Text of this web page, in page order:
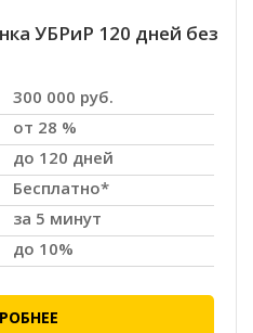
УБРиР 120 дней без
300 000 руб.
от 28 %
до 120 дней
Бесплатно*
за 5 минут
до 10%